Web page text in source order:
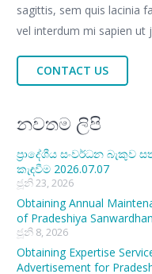
sagittis, sem quis lacinia
vel interdum mi sapien ut
CONTACT US
නවතම ලිපි
ප්‍රාදේශීය සංවර්ධන
කැඳවීම 2026.07.07
ජූනි 23, 2026
Obtaining Annual
of Pradeshiya
ජූනි 8, 2026
Obtaining Expertise
Advertisement for